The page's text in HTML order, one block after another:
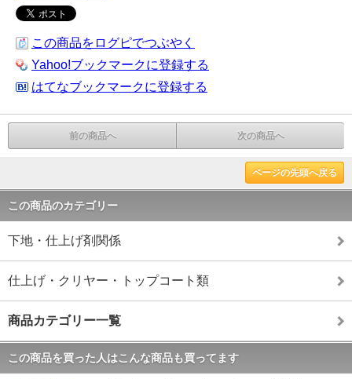
この商品をログピでつぶやく
Yahoo!ブックマークに登録する
はてなブックマークに登録する
前の商品へ 次の商品へ
ページの先頭へ戻る
この商品のカテゴリー
下地・仕上げ剤関係
仕上げ・クリヤー・トップコート類
商品カテゴリー一覧
この商品を買った人はこんな商品も買ってます